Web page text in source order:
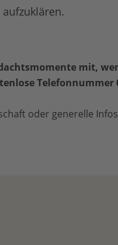
mit,
Telefonnummer
oder generelle